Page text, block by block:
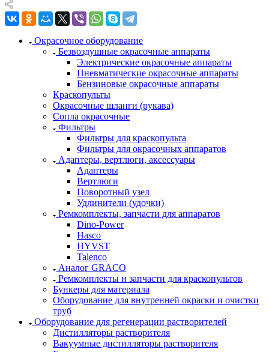
Окрасочное оборудование
Безвоздушные окрасочные аппараты
Электрические окрасочные аппараты
Пневматические окрасочные аппараты
Бензиновые окрасочные аппараты
Краскопульты
Окрасочные шланги (рукава)
Сопла окрасочные
Фильтры
Фильтры для краскопульта
Фильтры для окрасочных аппаратов
Адаптеры, вертлюги, аксессуары
Адаптеры
Вертлюги
Поворотный узел
Удлинители (удочки)
Ремкомплекты, запчасти для аппаратов
Dino-Power
Hasco
HYVST
Talenco
Аналог GRACO
Ремкомплекты и запчасти для краскопультов
Бункеры для материала
Оборудование для внутренней окраски и очистки
труб
Оборудование для регенерации растворителей
Дистилляторы растворителя
Вакуумные дистилляторы растворителя